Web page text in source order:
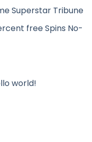
Superstar Tribune
free Spins No-
world!